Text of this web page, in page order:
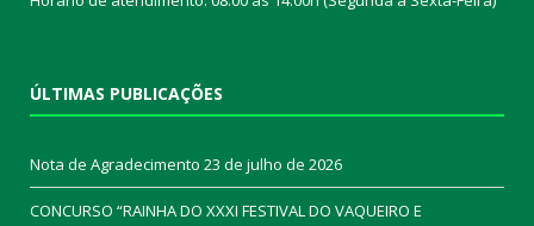
ÚLTIMAS PUBLICAÇÕES
Nota de Agradecimento 23 de julho de 2026
CONCURSO “RAINHA DO XXXI FESTIVAL DO VAQUEIRO E